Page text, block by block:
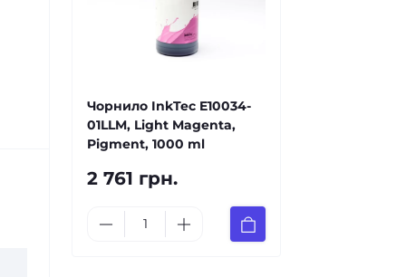
Чорнило InkTec E10034-
01LLM, Light Magenta,
Pigment, 1000 ml
2 761 грн.